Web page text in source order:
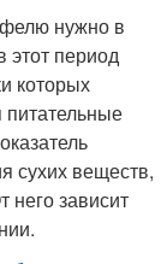
нужно в
этот период
которых
питательные
сухих веществ,
него зависит